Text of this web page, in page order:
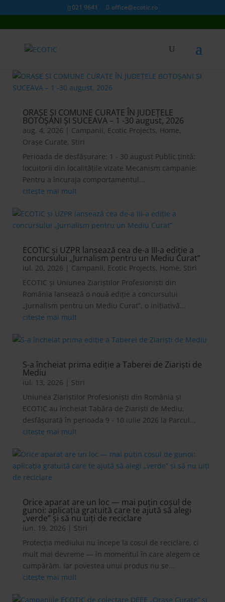
021 9641 office@ecotic.ro
ORAȘE ȘI COMUNE CURATE ÎN JUDEȚELE
BOTOȘANI ȘI SUCEAVA – 1 -30 august, 2026
aug. 4, 2026 | Campanii, Ecotic Projects, Home,
Orașe Curate, Stiri
Perioada de desfășurare: 1 - 30 august Public țintă:
locuitorii din localitățile vizate Mecanism campanie:
Pentru a încuraja comportamentul...
citește mai mult
ECOTIC și UZPR lansează cea de-a III-a ediție a
concursului „Jurnalism pentru un Mediu Curat”
iul. 20, 2026 | Campanii, Ecotic Projects, Home, Stiri
ECOTIC și Uniunea Ziariștilor Profesioniști din
România lansează o nouă ediție a concursului
„Jurnalism pentru un Mediu Curat”, o inițiativă...
citește mai mult
S-a încheiat prima ediție a Taberei de Ziariști de
Mediu
iul. 13, 2026 | Stiri
Uniunea Ziariștilor Profesioniști din România și
ECOTIC au încheiat Tabăra de Ziariști de Mediu,
desfășurată în perioada 9 - 10 iulie 2026 la Parcul...
citește mai mult
Orice aparat are un loc — mai puțin coșul de
gunoi: aplicația gratuită care te ajută să alegi
„verde” și să nu uiți de reciclare
iun. 19, 2026 | Stiri
Protecția mediului nu începe la coșul de reciclare, ci
mult mai devreme — în momentul în care alegem ce
cumpărăm. Iar povestea unui produs nu se...
citește mai mult